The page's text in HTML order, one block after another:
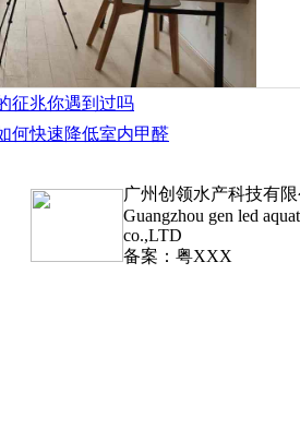
征兆你遇到过吗
何快速降低室内甲醛
广州创领水产科技有
Guangzhou gen led
co.,LTD
备案：粤XXX